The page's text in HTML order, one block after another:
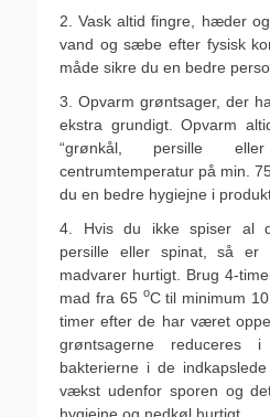
2. Vask altid fingre, hæder
vand og sæbe efter fysisk
måde sikre du en bedre
3. Opvarm grøntsager, der
ekstra grundigt. Opvarm
“grønkål, persille
centrumtemperatur på min.
du en bedre hygiejne i
4. Hvis du ikke spiser al
persille eller spinat, så er
madvarer hurtigt. Brug 4-
mad fra 65 oC til minimum 10
timer efter de har været
grøntsagerne reduceres
bakterierne i de
vækst udenfor sporen og
hygiejne og nedkøl hurtigt.